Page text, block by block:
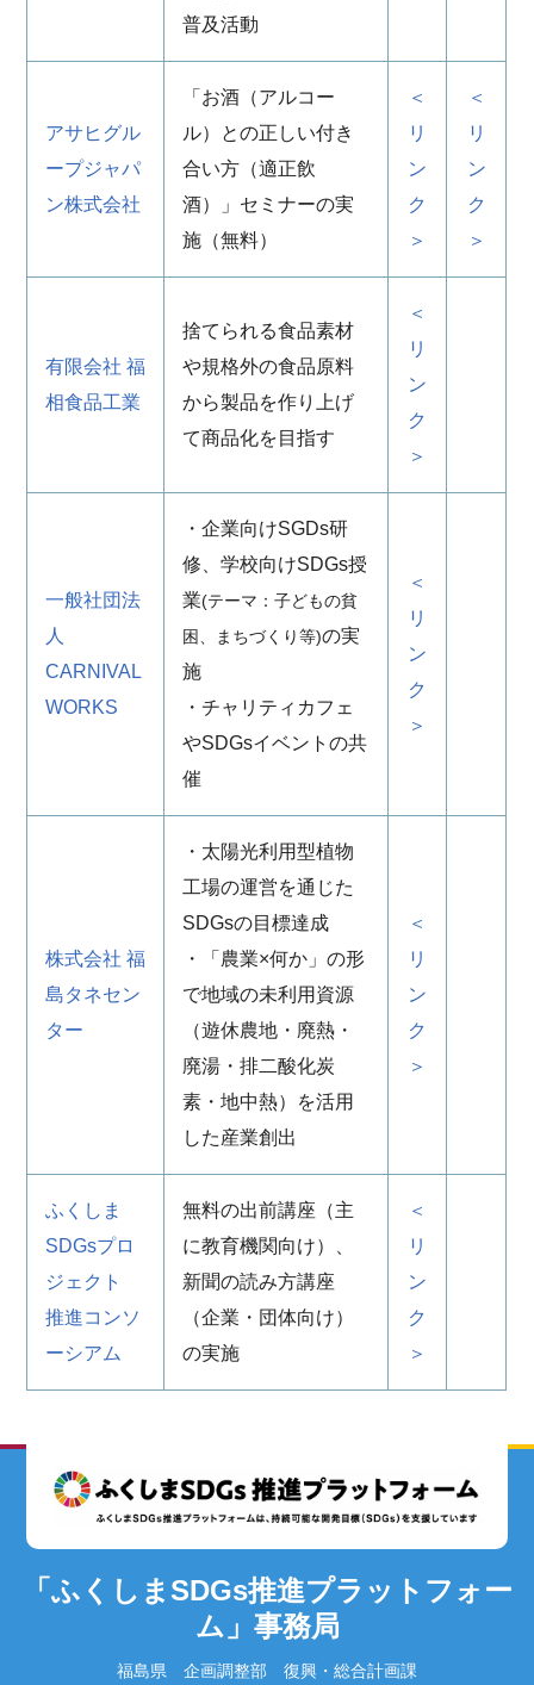
普及活動
アサヒグル
ープジャパ
ン株式会社
「お酒（アルコー
ル）との正しい付き
合い方（適正飲
酒）」セミナーの実
施（無料）
＜
リ
ン
ク
＞
＜
リ
ン
ク
＞
有限会社 福
相食品工業
捨てられる食品素材
や規格外の食品原料
から製品を作り上げ
て商品化を目指す
＜
リ
ン
ク
＞
一般社団法
人
CARNIVAL
WORKS
・企業向けSGDs研
修、学校向けSDGs授
業(テーマ：子どもの貧
困、まちづくり等)の実
施
・チャリティカフェ
やSDGsイベントの共
催
＜
リ
ン
ク
＞
株式会社 福
島タネセン
ター
・太陽光利用型植物
工場の運営を通じた
SDGsの目標達成
・「農業×何か」の形
で地域の未利用資源
（遊休農地・廃熱・
廃湯・排二酸化炭
素・地中熱）を活用
した産業創出
＜
リ
ン
ク
＞
ふくしま
SDGsプロ
ジェクト
推進コンソ
ーシアム
無料の出前講座（主
に教育機関向け）、
新聞の読み方講座
（企業・団体向け）
の実施
＜
リ
ン
ク
＞
「ふくしまSDGs推進プラットフォー
ム」事務局
福島県 企画調整部 復興・総合計画課